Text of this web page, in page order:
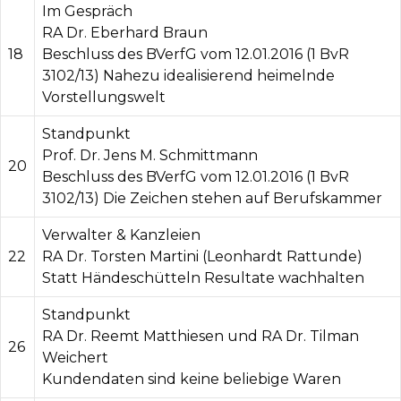
18
Im Gespräch
RA Dr. Eberhard Braun
Beschluss des BVerfG vom 12.01.2016 (1 BvR
3102/13) Nahezu idealisierend heimelnde
Vorstellungswelt
20
Standpunkt
Prof. Dr. Jens M. Schmittmann
Beschluss des BVerfG vom 12.01.2016 (1 BvR
3102/13) Die Zeichen stehen auf Berufskammer
22
Verwalter & Kanzleien
RA Dr. Torsten Martini (Leonhardt Rattunde)
Statt Händeschütteln Resultate wachhalten
26
Standpunkt
RA Dr. Reemt Matthiesen und RA Dr. Tilman
Weichert
Kundendaten sind keine beliebige Waren